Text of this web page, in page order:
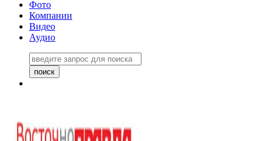
Фото
Компании
Видео
Аудио